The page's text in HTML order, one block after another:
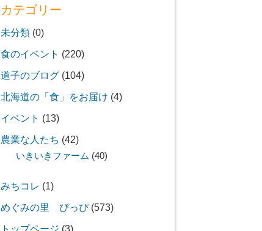
カテゴリー
未分類 (0)
食のイベント (220)
道子のブログ (104)
北海道の「食」をお届け (4)
イベント (13)
農業な人たち (42)
いきいきファーム (40)
みちコレ (1)
めぐみの里 ぴっぴ(573)
トップページ (3)